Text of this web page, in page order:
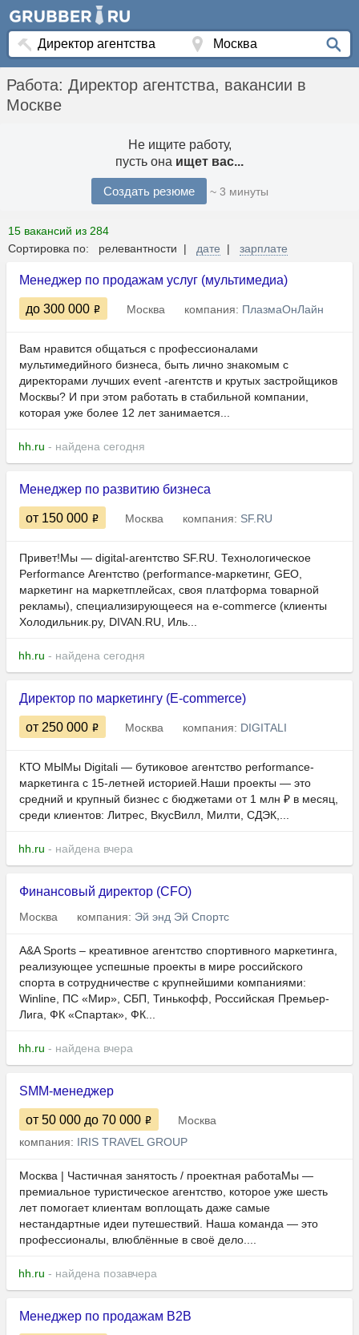
Работа: Директор агентства, вакансии в
Москве
Не ищите работу,
пусть она ищет вас...
Создать резюме ~ 3 минуты
15 вакансий из 284
Сортировка по: релевантности | дате | зарплате
Менеджер по продажам услуг (мультимедиа)
до 300 000 Москва компания: ПлазмаОнЛайн
Вам нравится общаться с профессионалами
мультимедийного бизнеса, быть лично знакомым с
директорами лучших event -агентств и крутых застройщиков
Москвы? И при этом работать в стабильной компании,
которая уже более 12 лет занимается...
hh.ru - найдена сегодня
Менеджер по развитию бизнеса
от 150 000 Москва компания: SF.RU
Привет!Мы — digital-агентство SF.RU. Технологическое
Performance Агентство (performance-маркетинг, GEO,
маркетинг на маркетплейсах, своя платформа товарной
рекламы), специализирующееся на e-commerce (клиенты
Холодильник.ру, DIVAN.RU, Иль...
hh.ru - найдена сегодня
Директор по маркетингу (E-commerce)
от 250 000 Москва компания: DIGITALI
КТО МЫМы Digitali — бутиковое агентство performance-
маркетинга с 15-летней историей.Наши проекты — это
средний и крупный бизнес с бюджетами от 1 млн ₽ в месяц,
среди клиентов: Литрес, ВкусВилл, Милти, СДЭК,...
hh.ru - найдена вчера
Финансовый директор (CFO)
Москва компания: Эй энд Эй Спортс
A&A Sports – креативное агентство спортивного маркетинга,
реализующее успешные проекты в мире российского
спорта в сотрудничестве с крупнейшими компаниями:
Winline, ПС «Мир», СБП, Тинькофф, Российская Премьер-
Лига, ФК «Спартак», ФК...
hh.ru - найдена вчера
SMM-менеджер
от 50 000 до 70 000
Москва
компания: IRIS TRAVEL GROUP
Москва | Частичная занятость / проектная работаМы —
премиальное туристическое агентство, которое уже шесть
лет помогает клиентам воплощать даже самые
нестандартные идеи путешествий. Наша команда — это
профессионалы, влюблённые в своё дело....
hh.ru - найдена позавчера
Менеджер по продажам B2B